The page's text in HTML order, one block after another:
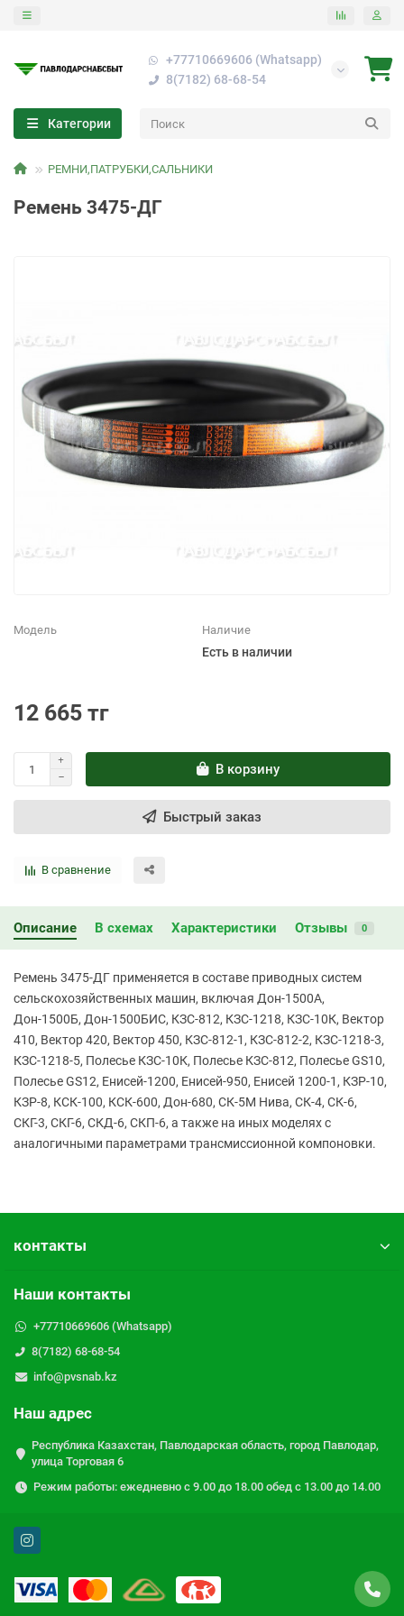
+77710669606 (Whatsapp)
8(7182) 68-68-54
Категории
РЕМНИ,ПАТРУБКИ,САЛЬНИКИ
Ремень 3475-ДГ
Модель Наличие
Есть в наличии
12 665 тг
В корзину
Быстрый заказ
В сравнение
Описание В схемах Характеристики Отзывы 0
Ремень 3475-ДГ применяется в составе приводных систем
сельскохозяйственных машин, включая Дон-1500А,
Дон-1500Б, Дон-1500БИС, КЗС-812, КЗС-1218, КЗС-10К, Вектор
410, Вектор 420, Вектор 450, КЗС-812-1, КЗС-812-2, КЗС-1218-3,
КЗС-1218-5, Полесье КЗС-10К, Полесье КЗС-812, Полесье GS10,
Полесье GS12, Енисей-1200, Енисей-950, Енисей 1200-1, КЗР-10,
КЗР-8, КСК-100, КСК-600, Дон-680, СК-5М Нива, СК-4, СК-6,
СКГ-3, СКГ-6, СКД-6, СКП-6, а также на иных моделях с
аналогичными параметрами трансмиссионной компоновки.
контакты
Наши контакты
+77710669606 (Whatsapp)
8(7182) 68-68-54
info@pvsnab.kz
Наш адрес
Республика Казахстан, Павлодарская область, город Павлодар,
улица Торговая 6
Режим работы: ежедневно с 9.00 до 18.00 обед с 13.00 до 14.00